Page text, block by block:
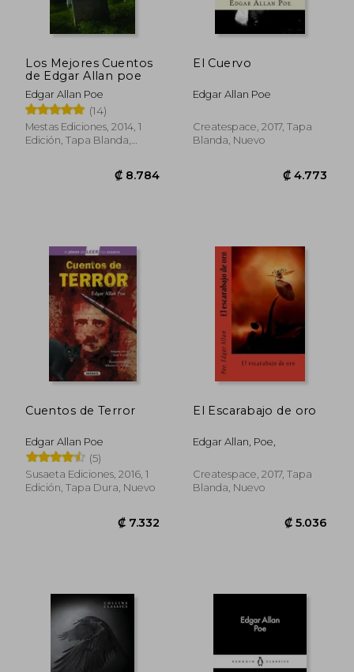
₡ 7.163
Los Mejores Cuentos
de Edgar Allan poe
Edgar Allan Poe
(14)
Mestas Ediciones, 2014, 1
Edición, Tapa Blanda,
El Cuervo
Edgar Allan Poe
Createspace, 2017, Tapa
Blanda, Nuevo
Cuentos de Terror
Edgar Allan Poe
(5)
Susaeta Ediciones, 2016, 1
Edición, Tapa Dura, Nuevo
El Escarabajo de oro
Edgar Allan, Poe,
Createspace, 2017, Tapa
Blanda, Nuevo